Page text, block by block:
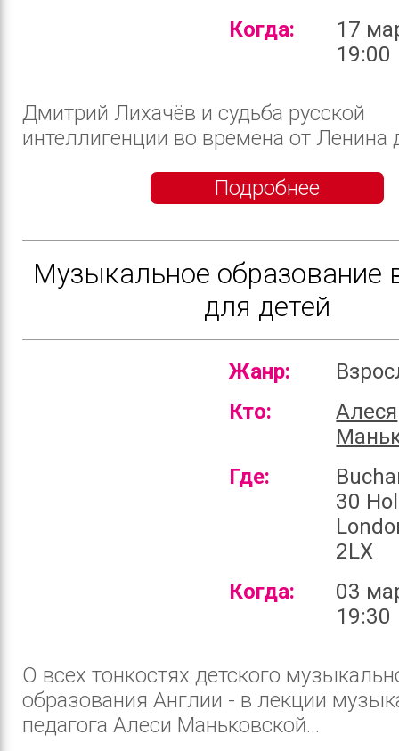
Когда:
17
19:00
Дмитрий Лихачёв и судьба русской
интеллигенции во времена от Ленина
Подробнее
Музыкальное образование
для детей
Жанр:
Кто:
Алеся
Где:
30
2LX
Когда:
03
19:30
О всех тонкостях детского
образования Англии - в лекции
педагога Алеси Маньковской...